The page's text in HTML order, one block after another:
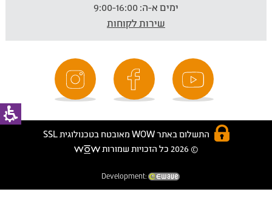
ימים א-ה:
שירות לקוחות
התשלום באתר WOW מאובטח בטכנולוגית SSL
© 2026 כל הזכויות שמורות
Development: